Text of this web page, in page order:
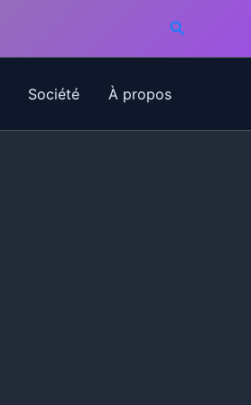
Société À propos